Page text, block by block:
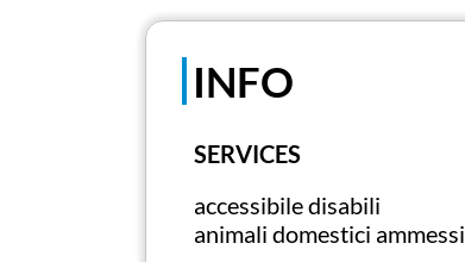
INFO
SERVICES
accessibile disabili
animali domestici ammessi